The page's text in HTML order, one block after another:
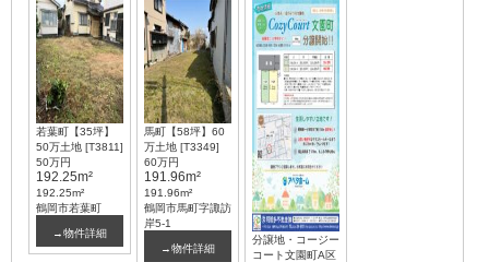
若葉町【35坪】
50万土地 [T3811]
50万円
192.25m²
192.25m²
鶴岡市若葉町
→物件詳細
馬町【58坪】60
万土地 [T3349]
60万円
191.96m²
191.96m²
鶴岡市馬町字諏訪
岸5-1
→物件詳細
分譲地・コージー
コート文園町A区